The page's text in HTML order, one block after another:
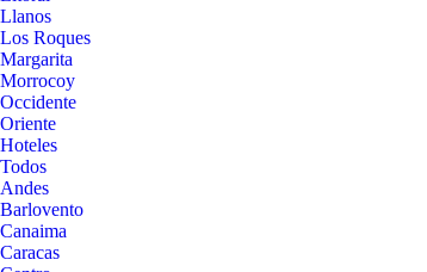
Llanos
Los Roques
Margarita
Morrocoy
Occidente
Oriente
Hoteles
Todos
Andes
Barlovento
Canaima
Caracas